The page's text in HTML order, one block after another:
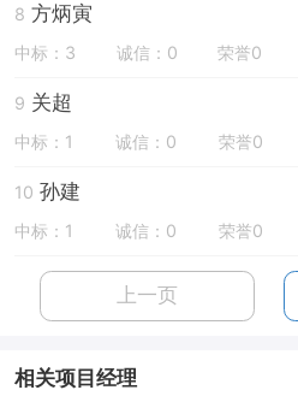
8 方炳寅
中标：3 诚信：0 荣誉0
9 关超
中标：1 诚信：0 荣誉0
10 孙建
中标：1 诚信：0 荣誉0
上一页
相关项目经理